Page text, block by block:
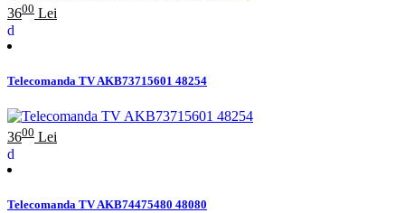
3600 Lei
Telecomanda TV AKB73715601 48254
3600 Lei
Telecomanda TV AKB74475480 48080